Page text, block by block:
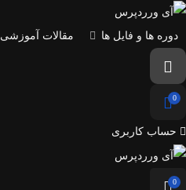
دوره ها و فایل ها مقالات آموزشی
0
حساب کاربری
0